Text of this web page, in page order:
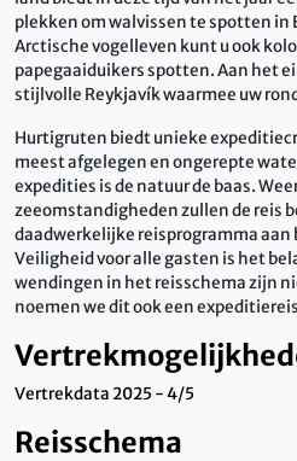
plekken om walvissen te spotten in
Arctische vogelleven kunt u ook
papegaaiduikers spotten. Aan het
stijlvolle Reykjavík waarmee uw
Hurtigruten biedt unieke
meest afgelegen en ongerepte
expedities is de natuur de baas.
zeeomstandigheden zullen de reis
daadwerkelijke reisprogramma aan
Veiligheid voor alle gasten is het
wendingen in het reisschema zijn
noemen we dit ook een
Vertrekdata 2025 - 4/5
Reisschema